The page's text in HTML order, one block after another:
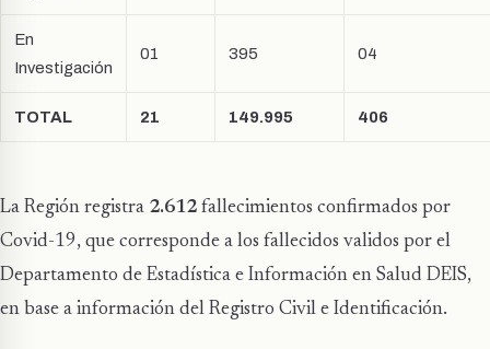
En
Investigación
01 395 04
TOTAL 21 149.995 406
La Región registra 2.612 fallecimientos confirmados por
Covid-19, que corresponde a los fallecidos validos por el
Departamento de Estadística e Información en Salud DEIS,
en base a información del Registro Civil e Identificación.